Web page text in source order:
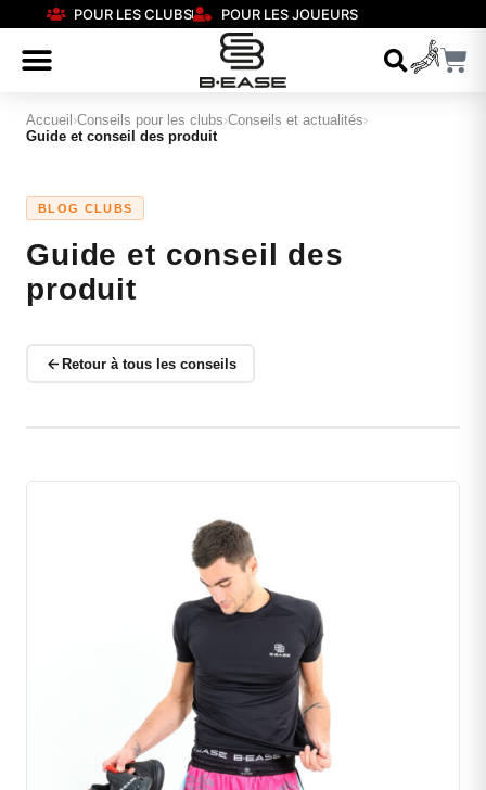
POUR LES CLUBS POUR LES JOUEURS
Accueil ›Conseils pour les clubs›Conseils et actualités›
Guide et conseil des produit
BLOG CLUBS
Guide et conseil des
produit
Retour à tous les conseils